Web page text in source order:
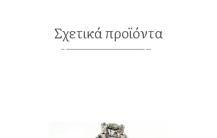
Σχετικά προϊόντα